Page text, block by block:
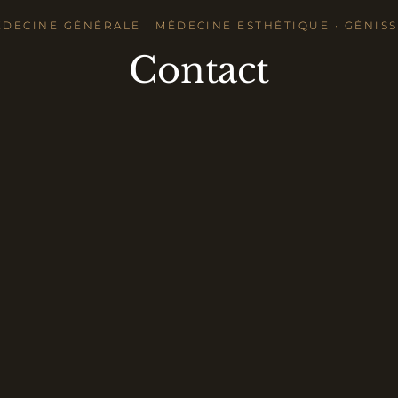
GÉNÉRALE · MÉDECINE ESTHÉTIQUE ·
Contact